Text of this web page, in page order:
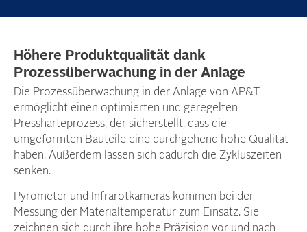
Höhere Produktqualität dank
Prozessüberwachung in der Anlage
Die Prozessüberwachung in der Anlage von AP&T
ermöglicht einen optimierten und geregelten
Presshärteprozess, der sicherstellt, dass die
umgeformten Bauteile eine durchgehend hohe Qualität
haben. Außerdem lassen sich dadurch die Zykluszeiten
senken.
Pyrometer und Infrarotkameras kommen bei der
Messung der Materialtemperatur zum Einsatz. Sie
zeichnen sich durch ihre hohe Präzision vor und nach